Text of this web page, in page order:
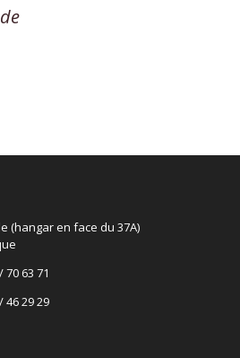
(hangar en face du 37A)
63 71
46 29 29